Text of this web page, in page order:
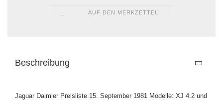
AUF DEN MERKZETTEL
Beschreibung
Jaguar Daimler Preisliste 15. September 1981 Modelle: XJ 4.2 und